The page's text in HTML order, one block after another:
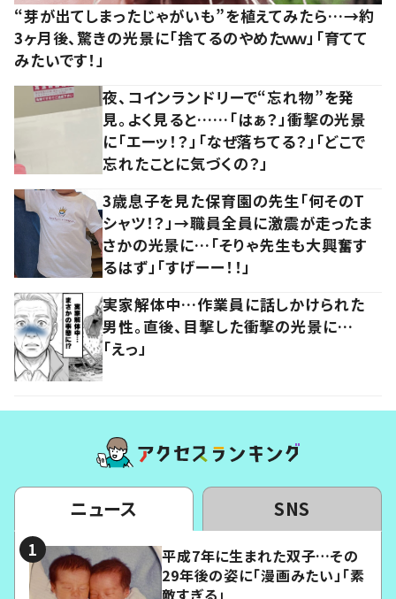
“芽が出てしまったじゃがいも”を植えてみたら…→約
3ヶ月後、驚きの光景に「捨てるのやめたｗｗ」「育てて
みたいです！」
夜、コインランドリーで“忘れ物”を発
見。よく見ると……「はぁ？」衝撃の光景
に「エーッ！？」「なぜ落ちてる？」「どこで
忘れたことに気づくの？」
3歳息子を見た保育園の先生「何そのT
シャツ！？」→職員全員に激震が走ったま
さかの光景に…「そりゃ先生も大興奮す
るはず」「すげーー！！」
実家解体中…作業員に話しかけられた
男性。直後、目撃した衝撃の光景に…
「えっ」
ニュース SNS
平成7年に生まれた双子…その
29年後の姿に「漫画みたい」「素
敵すぎる」